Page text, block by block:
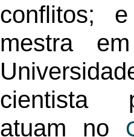
conflitos;
mestra
cientista
atuam no